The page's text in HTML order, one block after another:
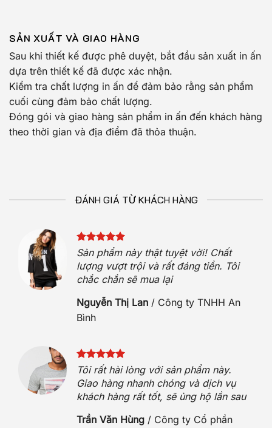
SẢN XUẤT VÀ GIAO HÀNG
Sau khi thiết kế được phê duyệt, bắt đầu sản xuất in ấn
dựa trên thiết kế đã được xác nhận.
Kiểm tra chất lượng in ấn để đảm bảo rằng sản phẩm
cuối cùng đảm bảo chất lượng.
Đóng gói và giao hàng sản phẩm in ấn đến khách hàng
theo thời gian và địa điểm đã thỏa thuận.
ĐÁNH GIÁ TỪ KHÁCH HÀNG
Sản phẩm này thật tuyệt vời! Chất
lượng vượt trội và rất đáng tiền. Tôi
chắc chắn sẽ mua lại
Nguyễn Thị Lan / Công ty TNHH An
Bình
Tôi rất hài lòng với sản phẩm này.
Giao hàng nhanh chóng và dịch vụ
khách hàng rất tốt, sẽ ủng hộ lần sau
Trần Văn Hùng / Công ty Cổ phần